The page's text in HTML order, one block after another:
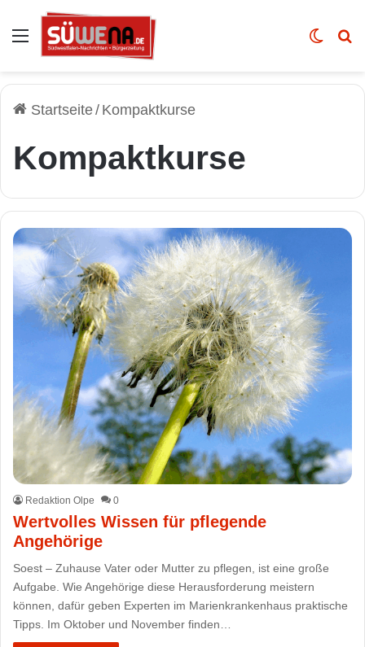
Auswahl Skin
Startseite/ Kompaktkurse
Kompaktkurse
Redaktion Olpe 0
Wertvolles Wissen für pflegende
Angehörige
Soest – Zuhause Vater oder Mutter zu pflegen, ist eine große
Aufgabe. Wie Angehörige diese Herausforderung meistern
können, dafür geben Experten im Marienkrankenhaus praktische
Tipps. Im Oktober und November finden…